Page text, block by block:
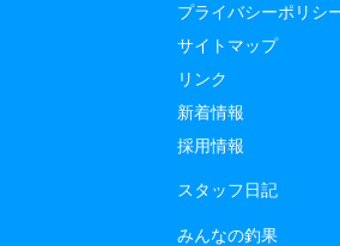
プライバシーポリシ
サイトマップ
リンク
新着情報
採用情報
スタッフ日記
みんなの釣果